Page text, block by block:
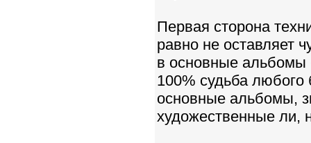
Первая сторона
равно не оставляет
в основные альбомы
100% судьба
основные альбомы,
художественные ли,